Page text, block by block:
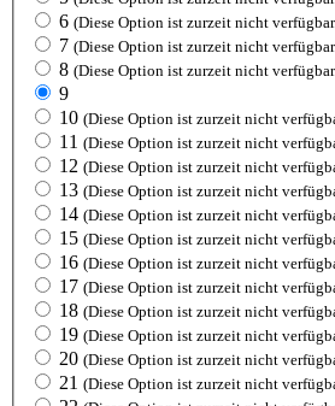
6 (Diese Option ist zurzeit nicht
7 (Diese Option ist zurzeit nicht
8 (Diese Option ist zurzeit nicht
9
10 (Diese Option ist zurzeit nicht
11 (Diese Option ist zurzeit nicht
12 (Diese Option ist zurzeit nicht
13 (Diese Option ist zurzeit nicht
14 (Diese Option ist zurzeit nicht
15 (Diese Option ist zurzeit nicht
16 (Diese Option ist zurzeit nicht
17 (Diese Option ist zurzeit nicht
18 (Diese Option ist zurzeit nicht
19 (Diese Option ist zurzeit nicht
20 (Diese Option ist zurzeit nicht
21 (Diese Option ist zurzeit nicht